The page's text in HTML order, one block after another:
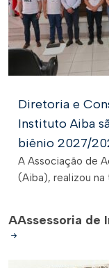
Diretoria e
Instituto Aiba
biênio 2027/
A Associação de
(Aiba), realizou
AAssessoria de